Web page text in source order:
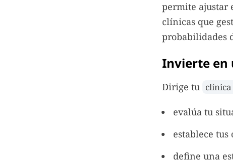
permite ajustar
clínicas que
probabilidades
Invierte en
Dirige tu
evalúa tu
establece tus
define una